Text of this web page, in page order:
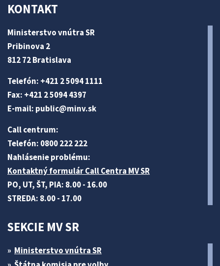
KONTAKT
Ministerstvo vnútra SR
Pribinova 2
812 72 Bratislava
Telefón: +421 2 5094 1111
Fax: +421 2 5094 4397
E-mail: public@minv.sk
Call centrum:
Telefón: 0800 222 222
Nahlásenie problému:
Kontaktný formulár Call Centra MV SR
PO, UT, ŠT, PIA: 8.00 - 16.00
STREDA: 8.00 - 17.00
SEKCIE MV SR
Ministerstvo vnútra SR